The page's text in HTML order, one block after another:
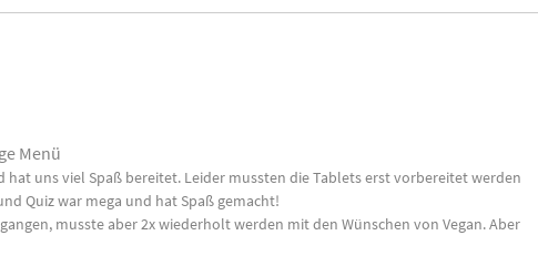
Menü
uns viel Spaß bereitet. Leider mussten die Tablets erst vorbereitet werden
Quiz war mega und hat Spaß gemacht!
musste aber 2x wiederholt werden mit den Wünschen von Vegan. Aber